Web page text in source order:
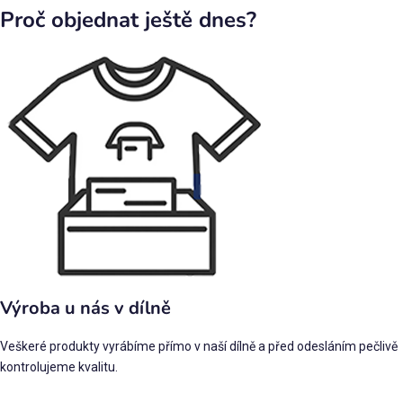
Proč objednat ještě dnes?
Výroba u nás v dílně
Veškeré produkty vyrábíme přímo v naší dílně a před odesláním pečlivě
kontrolujeme kvalitu.